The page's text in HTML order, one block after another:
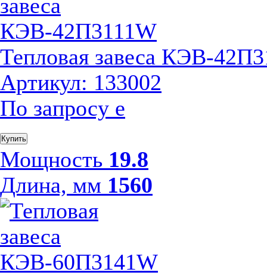
Тепловая завеса КЭВ-
Артикул: 133002
По запросу е
Купить
Мощность 19.8
Длина, мм 1560